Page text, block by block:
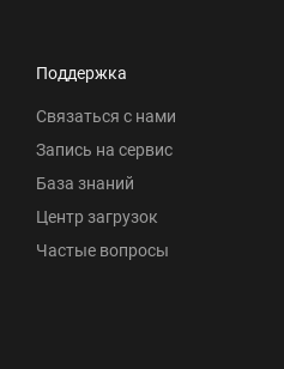
Поддержка
Связаться с нами
Запись на сервис
База знаний
Центр загрузок
Частые вопросы